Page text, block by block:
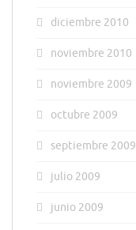
diciembre 2010
noviembre 2010
noviembre 2009
octubre 2009
septiembre 2009
julio 2009
junio 2009